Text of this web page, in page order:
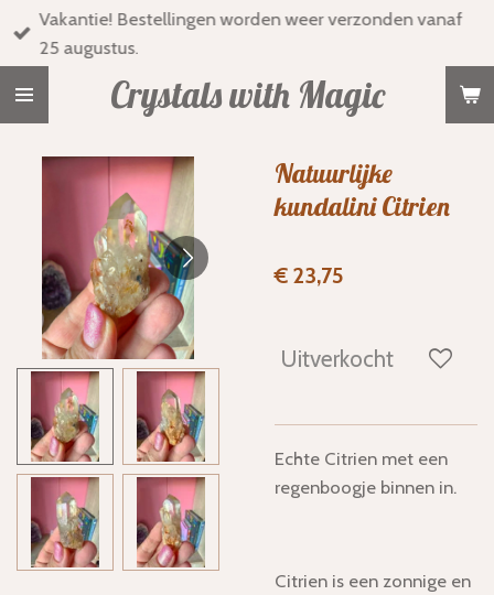
Ga
direct
Crystals with Magic
Vakantie! Bestellingen worden weer verzonden vanaf
25 augustus.
Natuurlijke
kundalini Citrien
€ 23,75
Uitverkocht
Echte Citrien met een
regenboogje binnen in.
Citrien is een zonnige en